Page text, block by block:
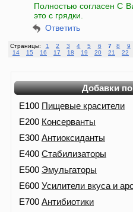
Полностью согласен С
это с грядки.
Ответить
Страницы: 1 2 3 4 5 6 7 8 9
14
15 16 17 18 19 20 21 22
Добавки
E100 Пищевые красители
E200 Консерванты
E300 Антиоксиданты
E400 Стабилизаторы
E500 Эмульгаторы
E600 Усилители вкуса и
E700 Антибиотики